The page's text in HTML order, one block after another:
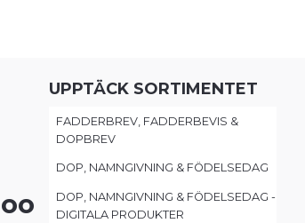
UPPTÄCK SORTIMENTET
FADDERBREV, FADDERBEVIS &
DOPBREV
DOP, NAMNGIVNING & FÖDELSEDAG
DOP, NAMNGIVNING & FÖDELSEDAG -
DIGITALA PRODUKTER